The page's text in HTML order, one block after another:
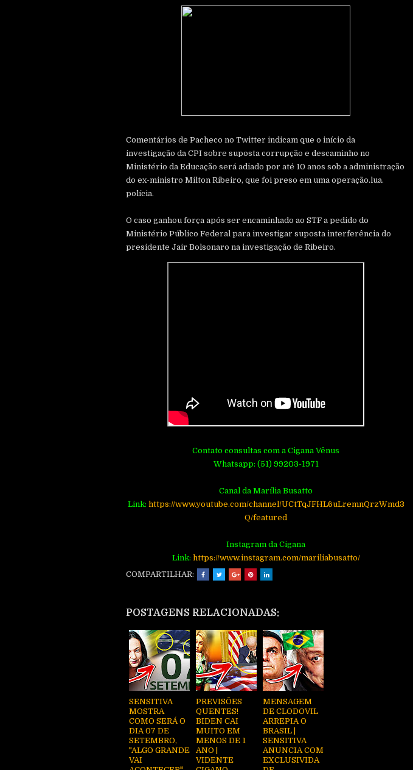
Comentários de Pacheco no Twitter indicam que o início da
investigação da CPI sobre suposta corrupção e descaminho no
Ministério da Educação será adiado por até 10 anos sob a administração
do ex-ministro Milton Ribeiro, que foi preso em uma operação.lua.
polícia.
O caso ganhou força após ser encaminhado ao STF a pedido do
Ministério Público Federal para investigar suposta interferência do
presidente Jair Bolsonaro na investigação de Ribeiro.
Contato consultas com a Cigana Vênus
Whatsapp: (51) 99203-1971
Canal da Marília Busatto
Link: https://www.youtube.com/channel/UCtTqJFHL6uLremnQrzWmd3
Q/featured
Instagram da Cigana
Link: https://www.instagram.com/mariliabusatto/
COMPARTILHAR:
POSTAGENS RELACIONADAS:
SENSITIVA
MOSTRA
COMO SERÁ O
DIA 07 DE
SETEMBRO,
"ALGO GRANDE
VAI
PREVISÕES
QUENTES!
BIDEN CAI
MUITO EM
MENOS DE 1
ANO |
VIDENTE
MENSAGEM
DE CLODOVIL
ARREPIA O
BRASIL |
SENSITIVA
ANUNCIA COM
EXCLUSIVIDA